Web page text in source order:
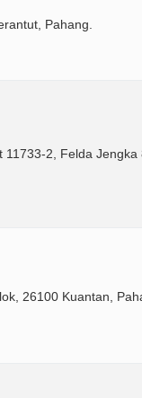
Pahang.
2, Felda Jengka
26100 Kuantan,